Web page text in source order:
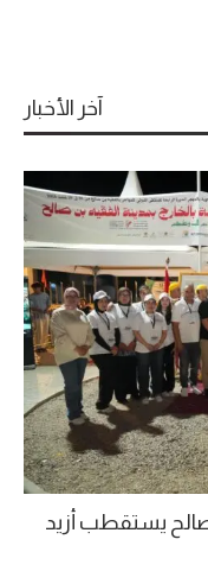
آخر الأخبار
صالح يستقطب أزيد